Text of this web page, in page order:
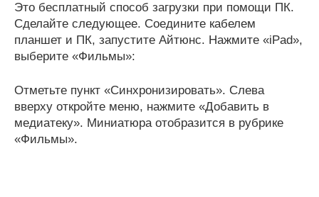
Это бесплатный способ загрузки при помощи ПК.
Сделайте следующее. Соедините кабелем
планшет и ПК, запустите Айтюнс. Нажмите «iPad»,
выберите «Фильмы»:
Отметьте пункт «Синхронизировать». Слева
вверху откройте меню, нажмите «Добавить в
медиатеку». Миниатюра отобразится в рубрике
«Фильмы».